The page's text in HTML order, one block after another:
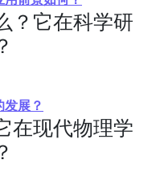
？它在科学研
展？
在现代物理学